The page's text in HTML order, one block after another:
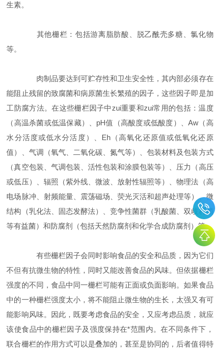
生素。
其他栅栏：包括游离脂肪酸、脱乙酰壳多糖、氯化物
等。
肉制品要达到可贮存性和卫生安全性，其内部必须存在
能阻止残留的致腐菌和病原菌生长繁殖的因子，这些因子即是加
工防腐方法。在这些栅栏因子中zui重要和zui常用的包括：温度
（高温杀菌或低温保藏）、pH值（高酸度或低酸度）、Aw（高
水分活度或低水分活度）、Eh（高氧化还原值或低氧化还原
值）、气调（氧气、二氧化碳、氮气等）、包装材料及包装方式
（真空包装、气调包装、活性包装和涂膜包装等）、压力（高压
或低压）、辐照（紫外线、微波、放射性辐照等）、物理法（高
电场脉冲、射频能量、震荡磁场、荧光灭活和超声处理等）、微
结构（乳化法、固态发酵法）、竞争性菌群（乳酸菌、双歧杆菌
等有益菌）和防腐剂（包括天然防腐剂和化学合成防腐剂）等。
有些栅栏因子会同时影响食品的安全和品质，因为它们
不但有抗微生物的特性，同时又能改善食品的风味。但依据栅栏
强度的不同，食品中同一栅栏可能有正面或负面影响。如果食品
中的一种栅栏强度太小，将不能阻止微生物的生长，太强又有可
能影响风味。因此，既要考虑食品的安全，又应考虑品质，就应
该使食品中的栅栏因子及强度保持在*范围内。在不同条件下，
联合栅栏的作用方式可以是叠加的，甚至是协同的，后者值得特